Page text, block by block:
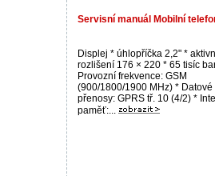
Servisní manuál Mobilní
Displej * úhlopříčka 2,2" *
rozlišení 176 × 220 * 65 tisíc
Provozní frekvence: GSM
(900/1800/1900 MHz) * Datové
přenosy: GPRS tř. 10 (4/2) *
paměť:...